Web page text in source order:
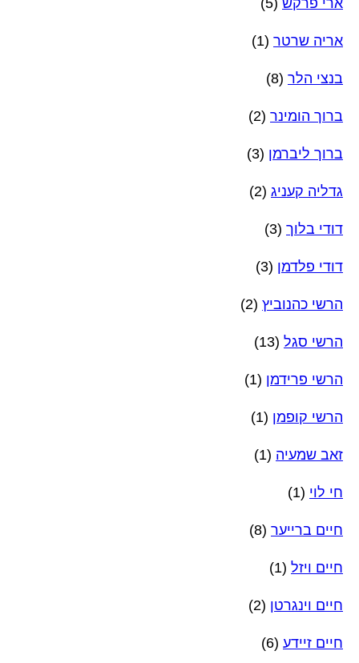
ארי פרקש (5)
אריה שרטר (1)
בנצי הלר (8)
ברוך הומינר (2)
ברוך ליברמן (3)
גדליה קעניג (2)
דודי בלוך (3)
דודי פלדמן (3)
הרשי כהנוביץ (2)
הרשי סגל (13)
הרשי פרידמן (1)
הרשי קופמן (1)
זאב שמעיה (1)
חי לוי (1)
חיים ברייער (8)
חיים ויזל (1)
חיים וינגרטן (2)
חיים זיידע (6)